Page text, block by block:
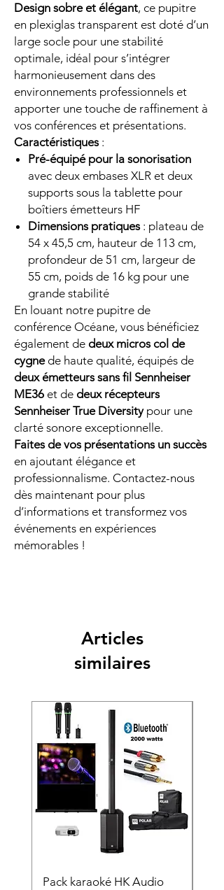
Design sobre et élégant, ce pupitre
en plexiglas transparent est doté d’un
large socle pour une stabilité
optimale, idéal pour s’intégrer
harmonieusement dans des
environnements professionnels et
apporter une touche de raffinement à
vos conférences et présentations.
Caractéristiques:
Pré-équipé pour la sonorisation
avec deux embases XLR et deux
supports sous la tablette pour
boîtiers émetteurs HF
Dimensions pratiques: plateau de
54 x 45,5 cm, hauteur de 113 cm,
profondeur de 51 cm, largeur de
55 cm, poids de 16 kg pour une
grande stabilité
En louant notre pupitre de
conférence Océane, vous bénéficiez
également de deux micros col de
cygnede haute qualité, équipés de
deux émetteurs sans fil Sennheiser
ME36 et de deux récepteurs
Sennheiser True Diversitypour une
clarté sonore exceptionnelle.
Faites de vos présentations un succès
en ajoutant élégance et
professionnalisme. Contactez-nous
dès maintenant pour plus
d’informations et transformez vos
événements en expériences
mémorables !
Articles
similaires
Pack karaoké HK Audio